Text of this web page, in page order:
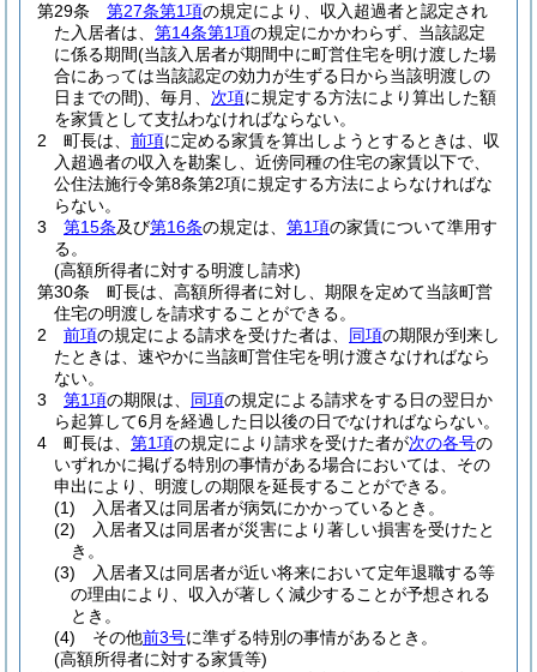
第29条
第27条第1項の規定により、収入超過者と認定され
た入居者は、 第14条第1項の規定にかかわらず、当該認定
に係る期間(当該入居者が期間中に町営住宅を明け渡した場
合にあっては当該認定の効力が生ずる日から当該明渡しの
日までの間) 、毎月、 次項に規定する方法により算出した額
を家賃として支払わなければならない。
2
町長は、 前項に定める家賃を算出しようとするときは、収
入超過者の収入を勘案し、近傍同種の住宅の家賃以下で、
公住法施行令第8条第2項に規定する方法によらなければな
らない。
3
第15条及び第16条の規定は、 第1項の家賃について準用す
る。
(高額所得者に対する明渡し請求)
第30条
町長は、高額所得者に対し、期限を定めて当該町営
住宅の明渡しを請求することができる。
2
前項の規定による請求を受けた者は、 同項の期限が到来し
たときは、速やかに当該町営住宅を明け渡さなければなら
ない。
3
第1項の期限は、 同項の規定による請求をする日の翌日か
ら起算して6月を経過した日以後の日でなければならない。
4
町長は、 第1項の規定により請求を受けた者が次の各号の
いずれかに掲げる特別の事情がある場合においては、その
申出により、明渡しの期限を延長することができる。
(1)
入居者又は同居者が病気にかかっているとき。
(2)
入居者又は同居者が災害により著しい損害を受けたと
き。
(3)
入居者又は同居者が近い将来において定年退職する等
の理由により、収入が著しく減少することが予想される
とき。
(4)
その他前3号に準ずる特別の事情があるとき。
(高額所得者に対する家賃等)